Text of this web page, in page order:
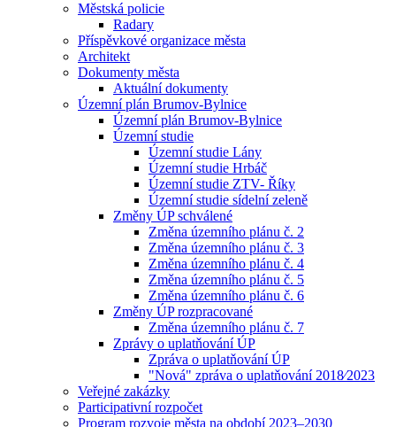
Městská policie
Radary
Příspěvkové organizace města
Architekt
Dokumenty města
Aktuální dokumenty
Územní plán Brumov-Bylnice
Územní plán Brumov-Bylnice
Územní studie
Územní studie Lány
Územní studie Hrbáč
Územní studie ZTV- Říky
Územní studie sídelní zeleně
Změny ÚP schválené
Změna územního plánu č. 2
Změna územního plánu č. 3
Změna územního plánu č. 4
Změna územního plánu č. 5
Změna územního plánu č. 6
Změny ÚP rozpracované
Změna územního plánu č. 7
Zprávy o uplatňování ÚP
Zpráva o uplatňování ÚP
"Nová" zpráva o uplatňování 2018⁄2023
Veřejné zakázky
Participativní rozpočet
Program rozvoje města na období 2023–2030